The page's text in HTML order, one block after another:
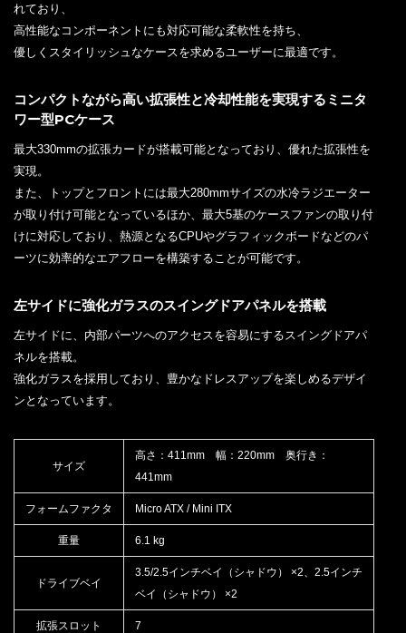
れており、
高性能なコンポーネントにも対応可能な柔軟性を持ち、
優しくスタイリッシュなケースを求めるユーザーに最適です。
コンパクトながら高い拡張性と冷却性能を実現するミニタ
ワー型PCケース
最大330mmの拡張カードが搭載可能となっており、優れた拡張性を
実現。
また、トップとフロントには最大280mmサイズの水冷ラジエーター
が取り付け可能となっているほか、最大5基のケースファンの取り付
けに対応しており、熱源となるCPUやグラフィックボードなどのパ
ーツに効率的なエアフローを構築することが可能です。
左サイドに強化ガラスのスイングドアパネルを搭載
左サイドに、内部パーツへのアクセスを容易にするスイングドアパ
ネルを搭載。
強化ガラスを採用しており、豊かなドレスアップを楽しめるデザイ
ンとなっています。
サイズ
高さ：411mm 幅：220mm 奥行き：
441mm
フォームファクタ Micro ATX / Mini ITX
重量 6.1 kg
ドライブベイ
3.5/2.5インチベイ（シャドウ） ×2、2.5インチ
ベイ（シャドウ） ×2
拡張スロット 7